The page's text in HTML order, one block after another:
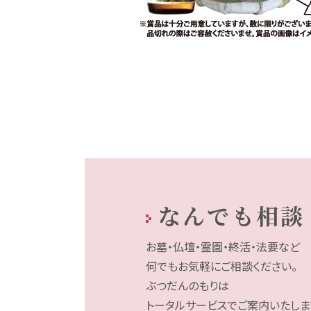
なんでも相談
お墓・仏壇・霊園・終活・法要など
何でもお気軽にご相談ください。
ぶつだんのもりは
トータルサービスでご案内いたしま